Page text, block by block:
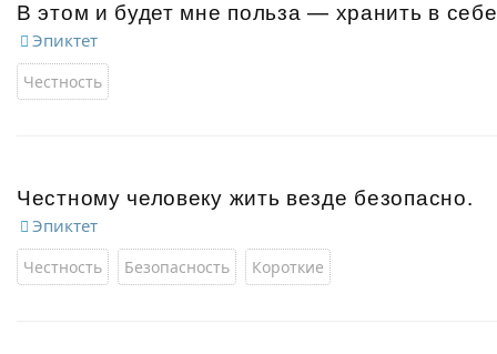
В этом и будет мне польза — хранить в
Эпиктет
Честность
Честному человеку жить везде безопасно.
Эпиктет
Честность Безопасность Короткие